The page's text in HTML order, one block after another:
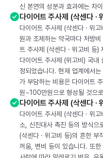
신 본연의 성분과 효과에는 차
다이어트 주사제 (삭센다 ·
다이어트 주사제 (삭센다 · 위
원과 조제하는 약국마다 처방
트 주사제 (삭센다 · 위고비 등)
다이어트 주사제 (위고비) 국
정되었습니다. 현재 업계에서
가 부담하는 비용은 다이어트
원~100만원으로 형성될 것으
다이어트 주사제 (삭센다 ·
다이어트 주사제 (삭센다 · 위
소, 신진대사 촉진 등의 방식으
(삭센다 · 위고비 등)의 흔한
꺼움, 변비 등이 있습니다. 또